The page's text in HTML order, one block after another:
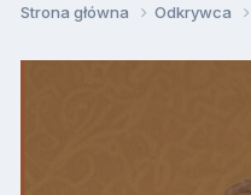
Strona główna Odkrywca